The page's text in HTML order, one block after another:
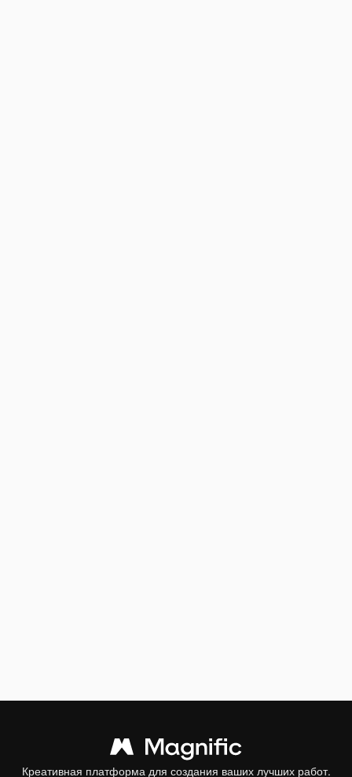
Креативная платформа для создания ваших лучших работ.